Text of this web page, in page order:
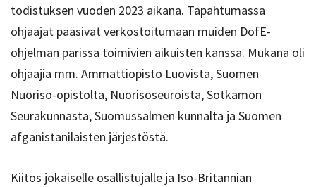
todistuksen vuoden 2023 aikana. Tapahtumassa
ohjaajat pääsivät verkostoitumaan muiden DofE-
ohjelman parissa toimivien aikuisten kanssa. Mukana oli
ohjaajia mm. Ammattiopisto Luovista, Suomen
Nuoriso-opistolta, Nuorisoseuroista, Sotkamon
Seurakunnasta, Suomussalmen kunnalta ja Suomen
afganistanilaisten järjestöstä.
Kiitos jokaiselle osallistujalle ja Iso-Britannian